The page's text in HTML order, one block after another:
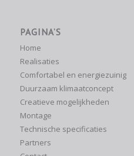
PAGINA’S
Home
Realisaties
Comfortabel en energiezuinig
Duurzaam klimaatconcept
Creatieve mogelijkheden
Montage
Technische specificaties
Partners